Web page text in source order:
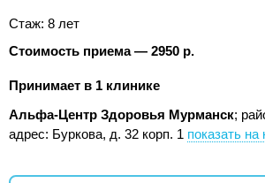
Стаж: 8 лет
Стоимость приема — 2950 р.
Принимает в 1 клинике
Альфа-Центр Здоровья Мурманск;
адрес: Буркова, д. 32 корп. 1 показать на